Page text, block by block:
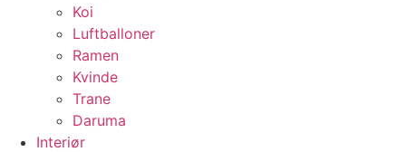
Koi
Luftballoner
Ramen
Kvinde
Trane
Daruma
Interiør